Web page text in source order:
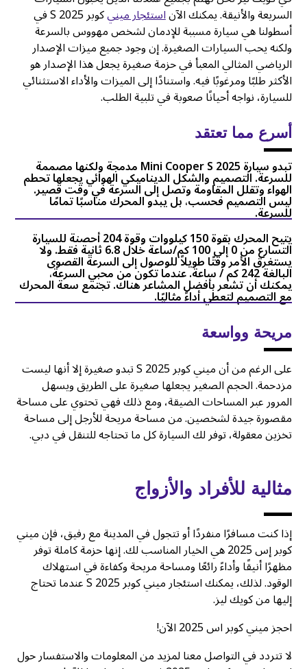
السريعة والأنيقة. يمكنك الآناستئجار ميني كوبر S 2025 في
أسطولنا هي سيارة مسببة للإدمان لشخص مهووس بالسرعة
ولكنه يحب السيارات الصغيرة. إن وجود جميع ميزات الإصدار
الرياضي المثالي المعبأ في حزمة صغيرة يجعل هذا الإصدار هو
الأكثر طلبًا ومرغوبًا فيه. واستنادًا إلى الميزات والأداء الاستثنائي
للسيارة، نواجه أحيانًا صعوبة في تلبية الطلب.
أسرع مما تعتقد
تبدو سيارة Mini Cooper S 2025 مدمجة ولكنها مصممة
للسرعة. التصميم والشكل الديناميكي الهوائي يجعلها تحطم
الهواء وتقلل المقاومة وتصل إلى السرعة في وقت قصير.
ليس التصميم فحسب، بل يبدو المحرك مناسبًا تمامًا
للسرعة.
يتيح المحرك بقوة 150 كيلووات وقوة 204 أحصنة للسيارة
التسارع من 0 إلى 100 كم/ساعة خلال 6.8 ثانية فقط. ولا
يستغرق الأمر وقتًا طويلاً للوصول إلى السرعة القصوى
البالغة 242 كم / ساعة. عندما تكون من محبي السرعة،
يمكنك أن تشعر بأفضل المشاعر هناك. تجتمع سعة المحرك
مع التصميم لتعطي أداءً مثاليًا.
مريحة وواسعة
على الرغم من أن ميني كوبر S 2025 تبدو صغيرة إلا أنها ليست
مزدحمة. الحجم الصغير يجعلها صغيرة على الطريق ويسهل
المرور عبر المساحات الضيقة، ومع ذلك فهي تحتوي على مساحة
مقصورة جيدة لشخصين. من مساحة مريحة للأرجل إلى مساحة
تخزين معقولة، توفر لك السيارة كل ما تحتاجه للتنقل في دبي.
مثالية للأفراد والأزواج
إذا كنت مسافرًا منفردًا أو تتجول في المدينة مع رفيق، فإن ميني
كوبر إس 2025 هي الخيار المناسب لك. إنها حزمة كاملة توفر
مظهرًا أنيقًا وأداءً رائعًا ومساحة مريحة وكفاءة في استهلاك
الوقود. لذلك، يمكنك استئجار ميني كوبر S 2025 عندما تحتاج
إليها من كويك ليز.
احجز ميني كوبر اس 2025 الآن!
لا تتردد في التواصل معنا لمزيد من المعلومات والاستفسار حول